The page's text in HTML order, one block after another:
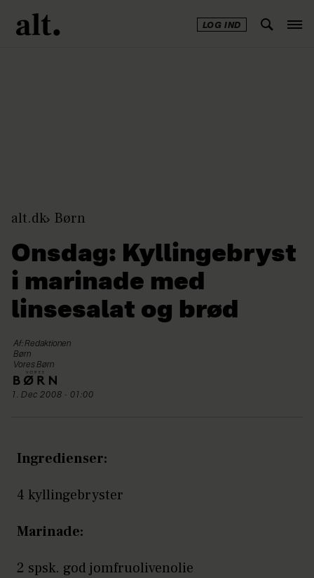
LOG IND
alt.dk Børn
Onsdag: Kyllingebryst
i marinade med
linsesalat og brød
Af: Redaktionen
Børn
Vores Børn
1. Dec 2008 - 01:00
Ingredienser:
4 kyllingebryster
Marinade:
2 spsk. god jomfruolivenolie